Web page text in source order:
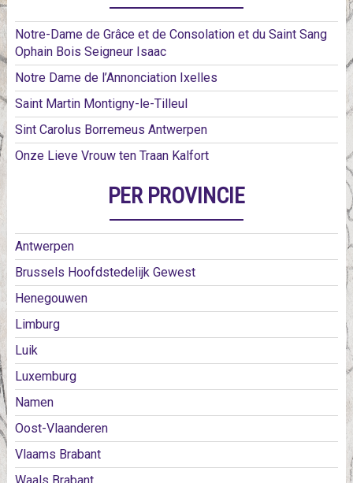
Notre-Dame de Grâce et de Consolation et du Saint Sang
Ophain Bois Seigneur Isaac
Notre Dame de l’Annonciation Ixelles
Saint Martin Montigny-le-Tilleul
Sint Carolus Borremeus Antwerpen
Onze Lieve Vrouw ten Traan Kalfort
PER PROVINCIE
Antwerpen
Brussels Hoofdstedelijk Gewest
Henegouwen
Limburg
Luik
Luxemburg
Namen
Oost-Vlaanderen
Vlaams Brabant